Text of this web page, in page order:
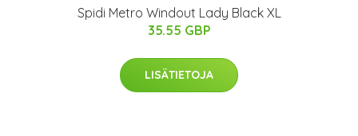
Spidi Metro Windout Lady Black XL
35.55 GBP
LISÄTIETOJA